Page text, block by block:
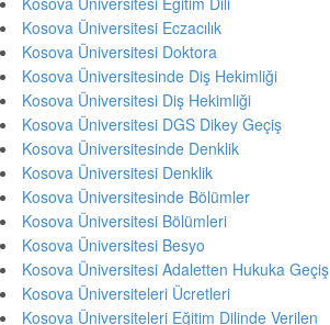
Kosova Üniversitesi Eczacılık
Kosova Üniversitesi Doktora
Kosova Üniversitesinde Diş Hekimliği
Kosova Üniversitesi Diş Hekimliği
Kosova Üniversitesi DGS Dikey Geçiş
Kosova Üniversitesinde Denklik
Kosova Üniversitesi Denklik
Kosova Üniversitesinde Bölümler
Kosova Üniversitesi Bölümleri
Kosova Üniversitesi Besyo
Kosova Üniversitesi Adaletten Hukuka Geçiş
Kosova Üniversiteleri Ücretleri
Kosova Üniversiteleri Eğitim Dilinde Verilen